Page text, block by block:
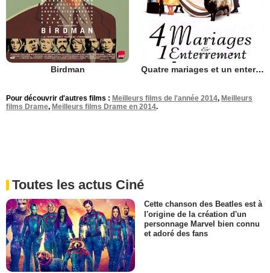
Birdman Quatre mariages et un enterrement
Pour découvrir d'autres films : Meilleurs films de l'année 2014, Meilleurs
films Drame, Meilleurs films Drame en 2014.
Toutes les actus Ciné
Cette chanson des Beatles est à
l'origine de la création d'un
personnage Marvel bien connu
et adoré des fans